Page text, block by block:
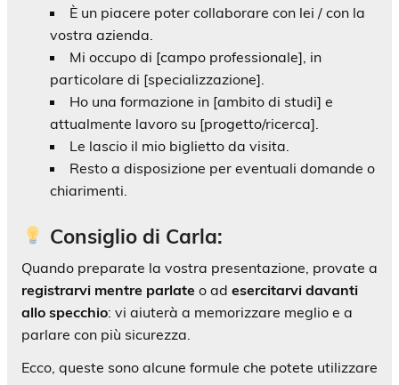
È un piacere poter collaborare con lei / con la
vostra azienda.
Mi occupo di [campo professionale], in
particolare di [specializzazione].
Ho una formazione in [ambito di studi] e
attualmente lavoro su [progetto/ricerca].
Le lascio il mio biglietto da visita.
Resto a disposizione per eventuali domande o
chiarimenti.
Consiglio di Carla:
Quando preparate la vostra presentazione, provate a
registrarvi mentre parlate o ad esercitarvi davanti
allo specchio: vi aiuterà a memorizzare meglio e a
parlare con più sicurezza.
Ecco, queste sono alcune formule che potete utilizzare